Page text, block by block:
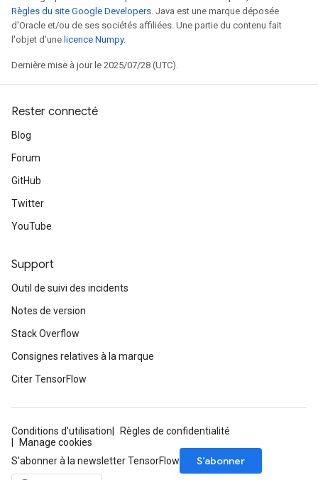
Règles du site Google Developers. Java est une marque déposée
d'Oracle et/ou de ses sociétés affiliées. Une partie du contenu fait
l'objet d'une licence Numpy.
Dernière mise à jour le 2025/07/28 (UTC).
Rester connecté
Blog
Forum
GitHub
Twitter
YouTube
Support
Outil de suivi des incidents
Notes de version
Stack Overflow
Consignes relatives à la marque
Citer TensorFlow
Conditions d'utilisation
Règles de confidentialité
Manage cookies
S'abonner à la newsletter TensorFlow
S’abonner